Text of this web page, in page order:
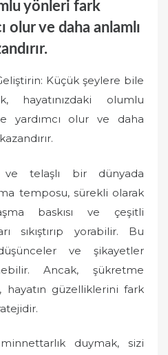
yönleri fark
olur ve daha anlamlı
Küçük şeylere bile
hayatınızdaki olumlu
yardımcı olur ve daha
ve telaşlı bir dünyada
temposu, sürekli olarak
baskısı ve çeşitli
sıkıştırıp yorabilir. Bu
ve şikayetler
Ancak, şükretme
hayatın güzelliklerini fark
duymak, sizi